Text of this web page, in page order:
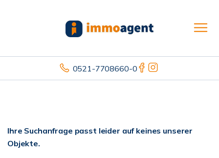
0521-7708660-0
Ihre Suchanfrage passt leider auf keines unserer
Objekte.